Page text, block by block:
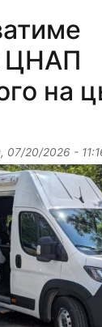
ЦНАП
на
07/20/2026 -